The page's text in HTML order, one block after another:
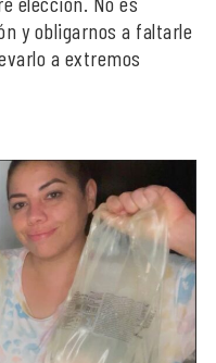
y obligarnos a faltarle
a extremos